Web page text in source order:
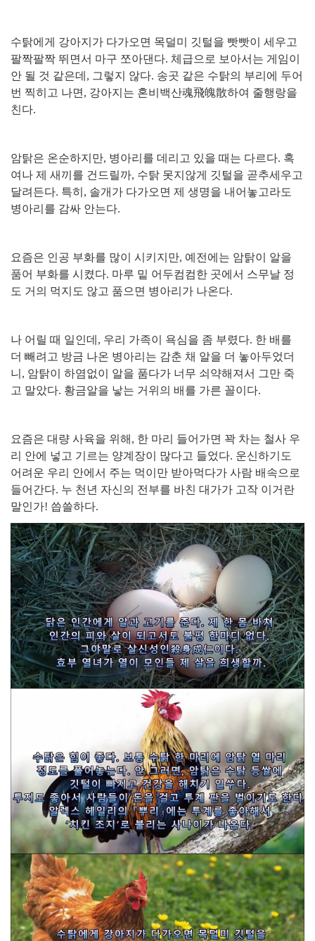
수탉에게 강아지가 다가오면 목덜미 깃털을 빳빳이 세우고
팔짝팔짝 뛰면서 마구 쪼아댄다. 체급으로 보아서는 게임이
안 될 것 같은데 , 그렇지 않다. 송곳 같은 수탉의 부리에 두어
번 찍히고 나면 , 강아지는 혼비백산魂飛魄散하여 줄행랑을
친다.
암탉은 온순하지만, 병아리를 데리고 있을 때는 다르다. 혹
여나 제 새끼를 건드릴까, 수탉 못지않게 깃털을 곧추세우고
달려든다. 특히 , 솔개가 다가오면 제 생명을 내어놓고라도
병아리를 감싸 안는다.
요즘은 인공 부화를 많이 시키지만, 예전에는 암탉이 알을
품어 부화를 시켰다. 마루 밑 어두컴컴한 곳에서 스무날 정
도 거의 먹지도 않고 품으면 병아리가 나온다.
나 어릴 때 일인데 , 우리 가족이 욕심을 좀 부렸다. 한 배를
더 빼려고 방금 나온 병아리는 감춘 채 알을 더 놓아두었더
니 , 암탉이 하염없이 알을 품다가 너무 쇠약해져서 그만 죽
고 말았다. 황금알을 낳는 거위의 배를 가른 꼴이다.
요즘은 대량 사육을 위해 , 한 마리 들어가면 꽉 차는 철사 우
리 안에 넣고 기르는 양계장이 많다고 들었다. 운신하기도
어려운 우리 안에서 주는 먹이만 받아먹다가 사람 배속으로
들어간다. 누 천년 자신의 전부를 바친 대가가 고작 이거란
말인가! 씁쓸하다.